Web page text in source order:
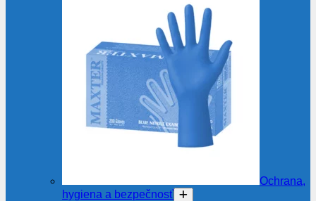
Ochrana,
hygiena a bezpečnosť